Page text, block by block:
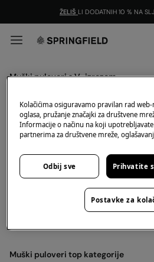
ŽELIŠ LI DODATNIH 10 % NA
Muški puloveri s V-izrezom
Sve Kardigan Vesta
Za odabranu kategoriju
Ali bez brige, imamo puno
Vaš izbor.
Otkrij novu kolekciju Muški puloveri s V-
Muški puloveri top kategorije
Kolačićima osiguravamo pravilan rad
oglasa, pružanje značajki za društvene
Informacije o načinu na koji
partnerima za društvene mreže,
Odbij sve Prihvatite
Postavke za